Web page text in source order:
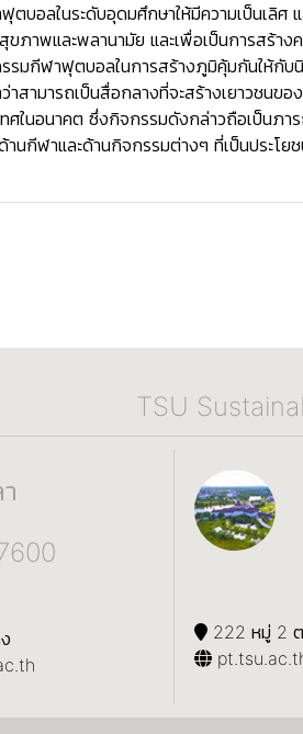
ตบอลในระดับอุดมศึกษาให้มีความเป็นเลิ
ขภาพและพลานามัย และเพื่อเป็นการสร้า
รมกีฬาฟุตบอลในการสร้างภูมิคุ้มกันให้กั
าสามารถเป็นสื่อกลางที่จะสร้างเยาวชน
ทศในอนาคต ซึ่งกิจกรรมดังกล่าวถือเป็นภ
านกีฬาและด้านกิจกรรมต่างๆ ที่เป็นประโย
TSU
222 หมู่ 2